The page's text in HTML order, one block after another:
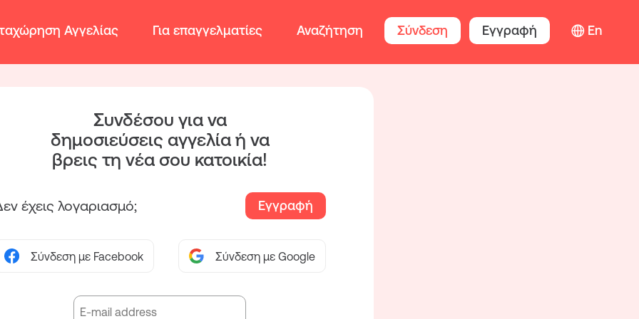
Αγγελίας Για επαγγελματίες Αναζήτηση Σύνδεση Εγγραφή En
Συνδέσου για να
δημοσιεύσεις αγγελία ή να
βρεις τη νέα σου κατοικία!
έχεις λογαριασμό; Εγγραφή
Σύνδεση με Facebook Σύνδεση με Google